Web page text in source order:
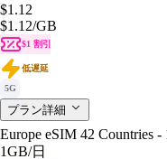
$1.12
$1.12/GB
$1 割引
低遅延
5G
プラン詳細
Europe eSIM 42 Countries
1GB/日